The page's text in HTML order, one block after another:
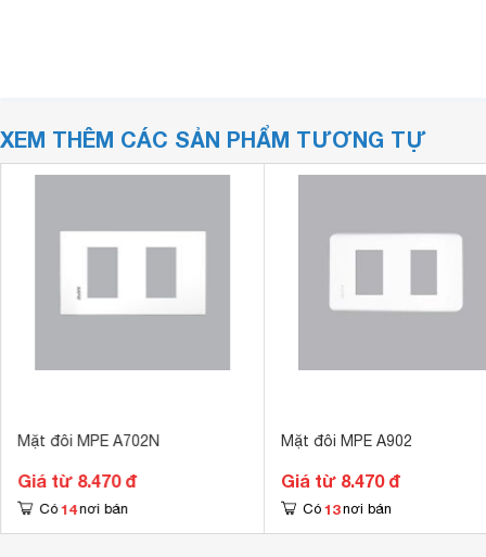
XEM THÊM CÁC SẢN PHẨM TƯƠNG TỰ
Mặt đôi MPE A702N
Giá từ 8.470 đ
Có 14 nơi bán
Mặt đôi MPE A902
Giá từ 8.470 đ
Có 13 nơi bán